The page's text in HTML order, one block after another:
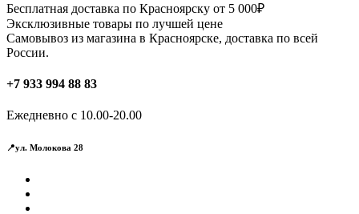
Бесплатная доставка по Красноярску от 5 000₽
Эксклюзивные товары по лучшей цене
Самовывоз из магазина в Красноярске, доставка по всей
России.
+7 933 994 88 83
Ежедневно с 10.00-20.00
📍ул. Молокова 28